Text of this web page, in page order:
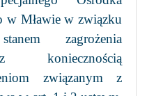
w Mławie w związku
zagrożenia
koniecznością
związanym z